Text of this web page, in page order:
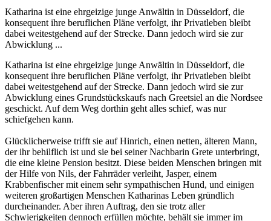
Katharina ist eine ehrgeizige junge Anwältin in Düsseldorf, die
konsequent ihre beruflichen Pläne verfolgt, ihr Privatleben bleibt
dabei weitestgehend auf der Strecke. Dann jedoch wird sie zur
Abwicklung ...
Katharina ist eine ehrgeizige junge Anwältin in Düsseldorf, die
konsequent ihre beruflichen Pläne verfolgt, ihr Privatleben bleibt
dabei weitestgehend auf der Strecke. Dann jedoch wird sie zur
Abwicklung eines Grundstückskaufs nach Greetsiel an die Nordsee
geschickt. Auf dem Weg dorthin geht alles schief, was nur
schiefgehen kann.
Glücklicherweise trifft sie auf Hinrich, einen netten, älteren Mann,
der ihr behilflich ist und sie bei seiner Nachbarin Grete unterbringt,
die eine kleine Pension besitzt. Diese beiden Menschen bringen mit
der Hilfe von Nils, der Fahrräder verleiht, Jasper, einem
Krabbenfischer mit einem sehr sympathischen Hund, und einigen
weiteren großartigen Menschen Katharinas Leben gründlich
durcheinander. Aber ihren Auftrag, den sie trotz aller
Schwierigkeiten dennoch erfüllen möchte, behält sie immer im